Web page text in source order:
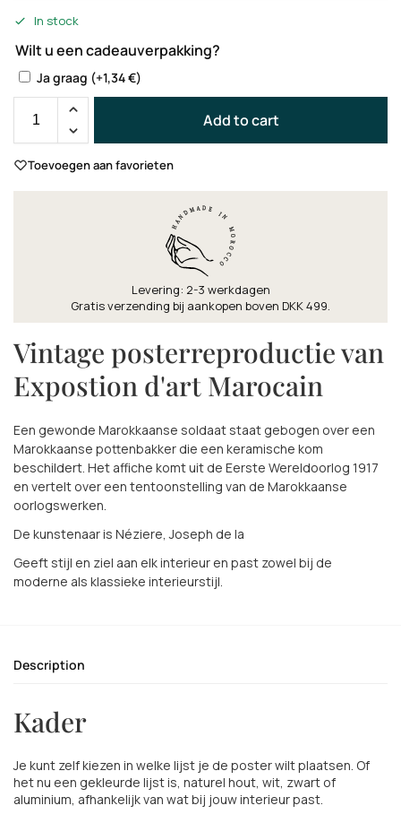
In stock
Wilt u een cadeauverpakking?
Ja graag (+1,34€)
Add to cart
Toevoegen aan favorieten
Levering: 2-3 werkdagen
Gratis verzending bij aankopen boven DKK 499.
Vintage posterreproductie van
Expostion d'art Marocain
Een gewonde Marokkaanse soldaat staat gebogen over een
Marokkaanse pottenbakker die een keramische kom
beschildert. Het affiche komt uit de Eerste Wereldoorlog 1917
en vertelt over een tentoonstelling van de Marokkaanse
oorlogswerken.
De kunstenaar is Néziere, Joseph de la
Geeft stijl en ziel aan elk interieur en past zowel bij de
moderne als klassieke interieurstijl.
Description
Kader
Je kunt zelf kiezen in welke lijst je de poster wilt plaatsen. Of
het nu een gekleurde lijst is, naturel hout, wit, zwart of
aluminium, afhankelijk van wat bij jouw interieur past.